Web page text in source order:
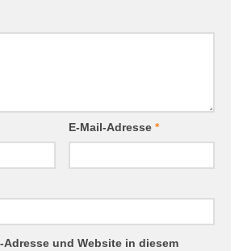
E-Mail-Adresse *
Adresse und Website in diesem